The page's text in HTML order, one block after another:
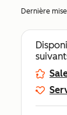
Dernière